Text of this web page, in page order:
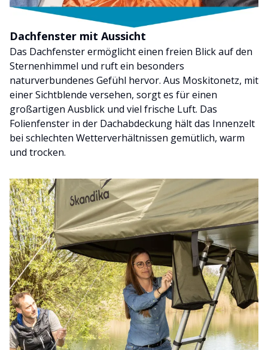
Dachfenster mit Aussicht
Das Dachfenster ermöglicht einen freien Blick auf den
Sternenhimmel und ruft ein besonders
naturverbundenes Gefühl hervor. Aus Moskitonetz, mit
einer Sichtblende versehen, sorgt es für einen
großartigen Ausblick und viel frische Luft. Das
Folienfenster in der Dachabdeckung hält das Innenzelt
bei schlechten Wetterverhältnissen gemütlich, warm
und trocken.